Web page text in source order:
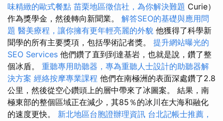
味精緻的歐式餐點 苗栗地區徵信社，為你解決難題 Curie）
作為獎學金，然後轉向新聞業。 解答SEO的基礎與應用問
題 醫美療程，讓你擁有更年輕亮麗的外貌 他獲得了科學新
聞學的所有主要獎項，包括學術記者獎。 提升網站曝光的
SEO Services 他們鑽了直到到達基岩，也就是說，鑽了整
個冰盾。 重聽專用助聽器，專為重聽人士設計的助聽器解
決方案 經絡按摩專業課程 他們在南極洲的表面深處鑽了2.8
公里，然後從空心鑽頭上的層中帶來了冰圖案。 結果，南
極東部的整個區域正在減少，其85％的冰川在大海和融化
的速度更快。 新北地區台胞證辦理資訊 台北記帳士推薦，